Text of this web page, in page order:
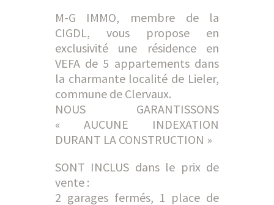
M-G IMMO, membre de la
CIGDL, vous propose en
exclusivité une résidence en
VEFA de 5 appartements dans
la charmante localité de Lieler,
commune de Clervaux.
NOUS GARANTISSONS
« AUCUNE INDEXATION
DURANT LA CONSTRUCTION »
SONT INCLUS dans le prix de
vente :
2 garages fermés, 1 place de